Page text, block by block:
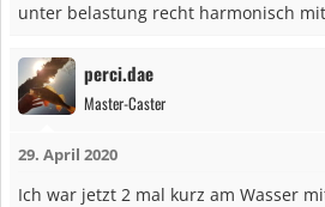
unter belastung recht harmonisch mit
perci.dae
Master-Caster
29. April 2020
Ich war jetzt 2 mal kurz am Wasser